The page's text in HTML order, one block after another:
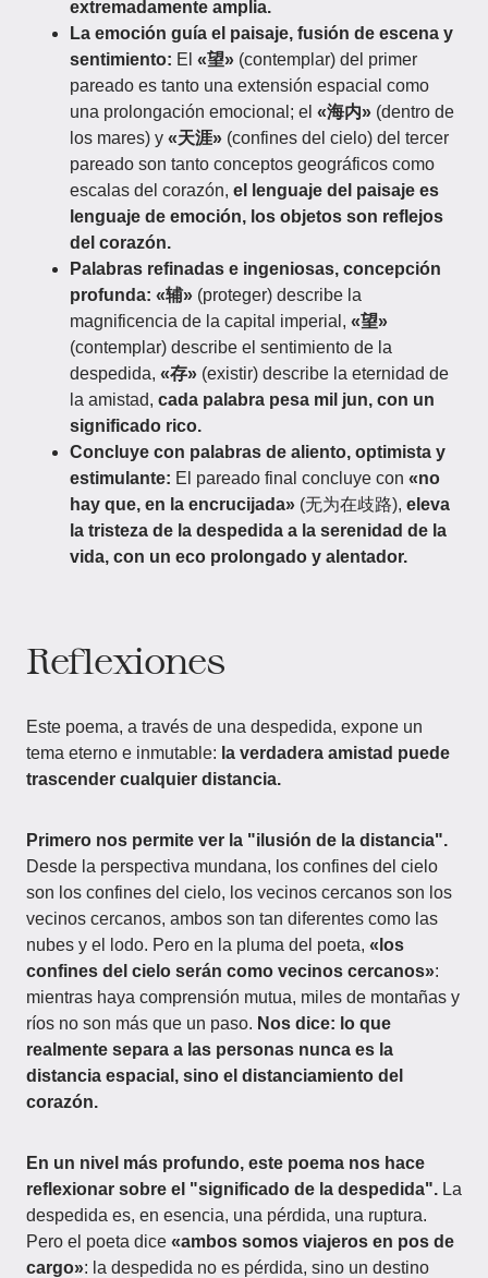
extremadamente amplia.
La emoción guía el paisaje, fusión de escena y
sentimiento: El «望» (contemplar) del primer
pareado es tanto una extensión espacial como
una prolongación emocional; el «海内» (dentro de
los mares) y «天涯» (confines del cielo) del tercer
pareado son tanto conceptos geográficos como
escalas del corazón, el lenguaje del paisaje es
lenguaje de emoción, los objetos son reflejos
del corazón.
Palabras refinadas e ingeniosas, concepción
profunda: «辅» (proteger) describe la
magnificencia de la capital imperial, «望»
(contemplar) describe el sentimiento de la
despedida, «存» (existir) describe la eternidad de
la amistad, cada palabra pesa mil jun, con un
significado rico.
Concluye con palabras de aliento, optimista y
estimulante: El pareado final concluye con «no
hay que, en la encrucijada» (无为在歧路), eleva
la tristeza de la despedida a la serenidad de la
vida, con un eco prolongado y alentador.
Reflexiones
Este poema, a través de una despedida, expone un
tema eterno e inmutable: la verdadera amistad puede
trascender cualquier distancia.
Primero nos permite ver la "ilusión de la distancia".
Desde la perspectiva mundana, los confines del cielo
son los confines del cielo, los vecinos cercanos son los
vecinos cercanos, ambos son tan diferentes como las
nubes y el lodo. Pero en la pluma del poeta, «los
confines del cielo serán como vecinos cercanos»:
mientras haya comprensión mutua, miles de montañas y
ríos no son más que un paso. Nos dice: lo que
realmente separa a las personas nunca es la
distancia espacial, sino el distanciamiento del
corazón.
En un nivel más profundo, este poema nos hace
reflexionar sobre el "significado de la despedida". La
despedida es, en esencia, una pérdida, una ruptura.
Pero el poeta dice «ambos somos viajeros en pos de
cargo»: la despedida no es pérdida, sino un destino